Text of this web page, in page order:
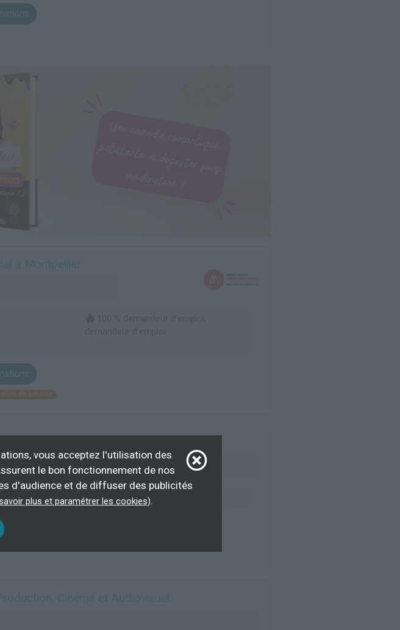
à Montpellier
demandeur d’emploi, salarié
Cinéma et Audiovisuel
vous acceptez l'utilisation des
le bon fonctionnement de nos
d'audience et de diffuser des publicités
plus et paramétrer les cookies).